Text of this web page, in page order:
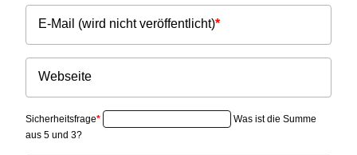
E-Mail (wird nicht veröffentlicht)*
Webseite
Sicherheitsfrage*
Was ist die Summe
aus 5 und 3?